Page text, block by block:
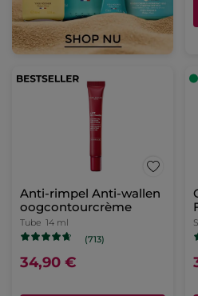
Anti-rimpel Anti-wallen
oogcontourcrème
Tube 14 ml
(713)
34,90 €